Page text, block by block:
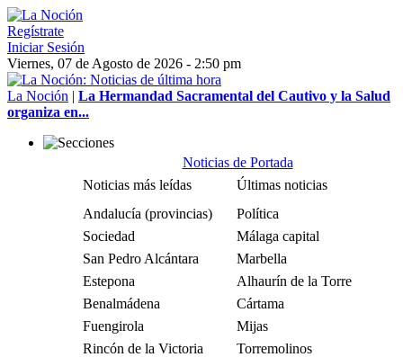
Regístrate
Iniciar Sesión
Viernes, 07 de Agosto de 2026 - 2:50 pm
La Noción | La Hermandad Sacramental del Cautivo y la Salud
organiza en...
Noticias de Portada
Noticias más leídas
Últimas noticias
Andalucía (provincias)
Política
Sociedad
Málaga capital
San Pedro Alcántara
Marbella
Estepona
Alhaurín de la Torre
Benalmádena
Cártama
Fuengirola
Mijas
Rincón de la Victoria
Torremolinos